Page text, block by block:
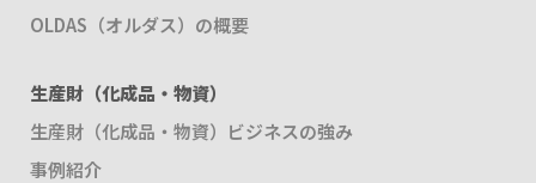
OLDAS（オルダス）の概要
生産財（化成品・物資）
生産財（化成品・物資）ビジネスの強み
事例紹介